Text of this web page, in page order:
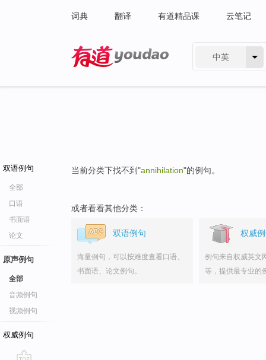
词典 翻译 有道精品课 云笔记
中英
双语例句
全部
口语
书面语
论文
原声例句
全部
音频例句
视频例句
权威例句
当前分类下找不到"annihilation"的例句。
或者看看其他分类：
双语例句
海量例句，可以按难度查看口语、
书面语、论文例句。
权威
例句来自权威英文
等，提供最专业的